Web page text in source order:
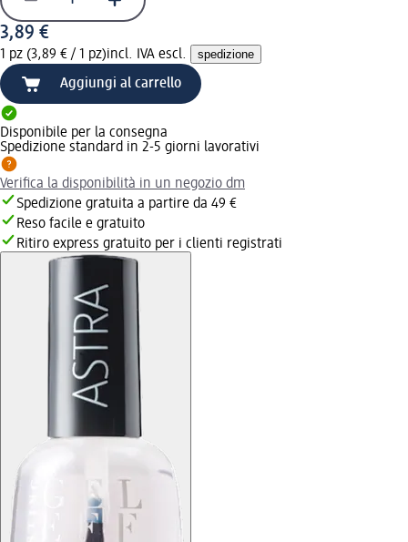
3,89 €
1 pz (3,89 € / 1 pz)incl. IVA escl. spedizione
Aggiungi al carrello
Disponibile per la consegna
Spedizione standard in 2-5 giorni lavorativi
Verifica la disponibilità in un negozio dm
Spedizione gratuita a partire da 49 €
Reso facile e gratuito
Ritiro express gratuito per i clienti registrati